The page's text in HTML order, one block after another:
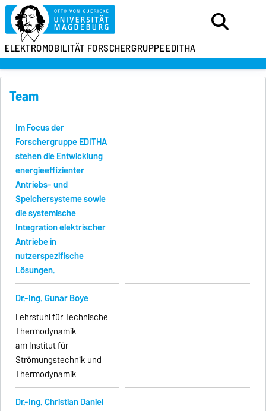
ELEKTROMOBILITÄT FORSCHERGRUPPEEDITHA
Team
Im Focus der
Forschergruppe EDITHA
stehen die Entwicklung
energieeffizienter
Antriebs- und
Speichersysteme sowie
die systemische
Integration elektrischer
Antriebe in
nutzerspezifische
Lösungen.
Dr.-Ing. Gunar Boye
Lehrstuhl für Technische
Thermodynamik
am Institut für
Strömungstechnik und
Thermodynamik
Dr.-Ing. Christian Daniel